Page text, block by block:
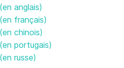
anglais)
français)
chinois)
portugais)
russe)